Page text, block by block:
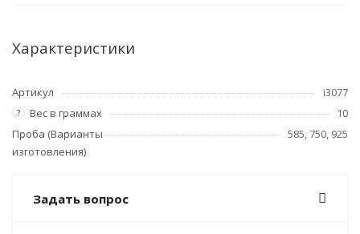
Характеристики
Артикул i3077
? Вес в граммах
10
Проба (Варианты
изготовления)
585, 750, 925
Задать вопрос